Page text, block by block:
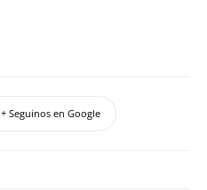
+ Seguinos en Google